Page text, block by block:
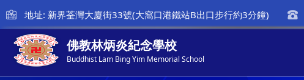
地址: 新界荃灣大廈街33號(大窩口港鐵站B出口步行約3分鐘)
佛教林炳炎紀念學校
Buddhist Lam Bing Yim Memorial School